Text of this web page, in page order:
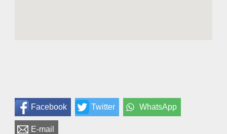
Facebook Twitter WhatsApp
E-mail